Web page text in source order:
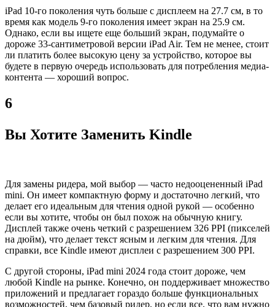
iPad 10-го поколения чуть больше с дисплеем на 27.7 см, в то
время как модель 9-го поколения имеет экран на 25.9 см.
Однако, если вы ищете еще больший экран, подумайте о
дороже 33-сантиметровой версии iPad Air. Тем не менее, стоит
ли платить более высокую цену за устройство, которое вы
будете в первую очередь использовать для потребления медиа-
контента — хороший вопрос.
6
Вы Хотите Заменить Kindle
Для замены ридера, мой выбор — часто недооцененный iPad
mini. Он имеет компактную форму и достаточно легкий, что
делает его идеальным для чтения одной рукой — особенно
если вы хотите, чтобы он был похож на обычную книгу.
Дисплей также очень четкий с разрешением 326 PPI (пикселей
на дюйм), что делает текст ясным и легким для чтения. Для
справки, все Kindle имеют дисплеи с разрешением 300 PPI.
С другой стороны, iPad mini 2024 года стоит дороже, чем
любой Kindle на рынке. Конечно, он поддерживает множество
приложений и предлагает гораздо больше функциональных
возможностей, чем базовый ридер, но если все, что вам нужно